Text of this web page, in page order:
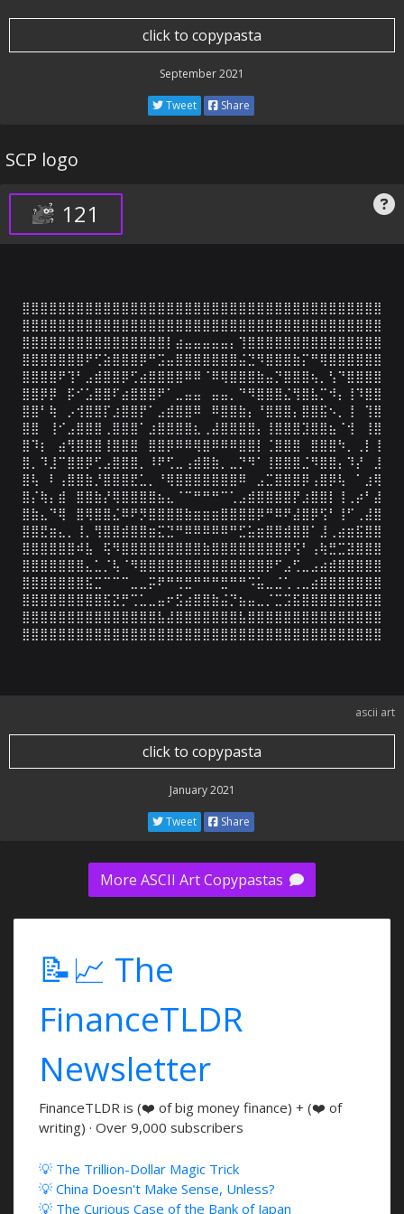
click to copypasta
September 2021
Tweet Share
SCP logo
121
⣿⣿⣿⣿⣿⣿⣿⣿⣿⣿⣿⣿⣿⣿⣿⣿⣿⣿⣿⣿⣿⣿⣿⣿⣿⣿⣿⣿⣿⣿⣿⣿⣿⣿⣿⣿⣿⣿⣿⣿
⣿⣿⣿⣿⣿⣿⣿⣿⣿⣿⣿⣿⣿⣿⣿⣿⣿⣿⣿⣿⣿⣿⣿⣿⣿⣿⣿⣿⣿⣿⣿⣿⣿⣿⣿⣿⣿⣿⣿⣿
⣿⣿⣿⣿⣿⣿⣿⣿⣿⣿⣿⣿⣿⣿⣿⣿⡇⣴⣤⣤⣤⣤⣤⡄⢹⣿⣿⣿⣿⣿⣿⣿⣿⣿⣿⣿⣿⣿⣿⣿
⣿⣿⣿⣿⣿⣿⣿⠟⢋⣵⣿⣿⣿⡿⠛⣩⣤⣿⣿⣿⣿⣿⣿⣿⣬⣙⠻⣿⣿⣿⣷⡍⠛⢿⣿⣿⣿⣿⣿⣿
⣿⣿⣿⣿⠟⢹⠃⣠⣾⣿⣿⡿⢋⣴⣿⣿⣿⣿⠿⠿⠈⠿⢿⣿⣿⣿⣷⣤⡙⣿⣿⣿⢦⡀⢣⠙⣿⣿⣿⣿
⣿⣿⡿⡿⠀⡯⠊⣡⣿⣿⠏⣴⣿⣿⣿⠟⠁⣀⣤⣤⠀⣤⣤⡀⠙⠻⣿⣿⣿⣌⢻⣿⣧⡉⠺⡄⢸⠹⣿⣿
⣿⣿⠃⢷⠀⡠⢺⣿⣿⡏⣰⣿⣿⡟⠁⣠⣾⣿⣿⠿⠀⠿⣿⣿⣷⡄⠘⣿⣿⣿⡄⣿⣿⣯⠢⡀⢸⠀⢹⣿
⣿⣿⠀⢸⠊⣠⣿⣿⣿⢀⣿⣿⣿⠁⣰⣿⣿⣿⣿⣆⢀⣼⣿⣿⣿⣿⡄⢸⣿⣿⣿⣹⣿⣿⣦⠈⢺⠀⢸⣿
⣿⠹⡆⠀⣴⢻⣿⣿⣿⢸⣿⣿⣿⠀⣿⣿⡿⠿⠿⢿⣿⠿⠿⠿⣿⣿⡇⢈⣿⣿⣿⠀⣿⣿⣿⠳⡀⢀⡇⢸
⣿⡀⠹⣸⠉⣿⣿⡿⢋⣠⣿⣿⣿⡀⠸⠟⢋⣀⢠⣾⣿⣷⡀⣀⡙⠻⠁⢸⣿⣿⣿⣈⠻⣿⣿⡄⠹⡜⠀⣸
⣿⢧⠀⠇⢠⣿⣿⣷⡘⣿⣿⣿⣟⣁⡀⠘⢿⣿⣿⣿⣿⣿⣿⣿⠿⠀⣠⣉⣿⣿⣿⡿⢠⣿⡿⢧⠀⠁⣰⢿
⣿⡌⢷⡄⣾⠀⣿⣿⣷⡜⢿⣿⣿⣿⣿⣦⣄⠈⠉⠛⠛⠛⠉⢁⣠⣾⣿⣿⣿⣿⡟⣰⣿⣿⡇⢸⢀⡴⠃⣼
⣿⣷⣄⠙⢿⠀⣿⢿⣿⣿⣌⠿⠟⡻⣿⣿⣿⣿⣷⣶⣶⣶⣿⣿⣿⣿⡿⠛⠿⠟⣼⣿⡿⢫⠃⢸⠋⢀⣼⣿
⣿⣿⣟⣶⣄⡀⢸⡀⢻⣿⣿⣾⣿⣿⣶⣍⣙⠛⠿⠿⠿⠿⠿⠛⣋⣥⣶⣿⣿⣾⣿⣿⠁⣸⢀⣴⣶⣯⣿⣿
⣿⣿⣿⣿⣿⣿⠾⣧⠀⢯⠻⣿⣿⣿⣿⣿⣿⣿⣿⣿⣷⣿⣿⣿⣿⣿⣿⣿⣿⡿⢫⠃⢠⢷⣛⣉⣽⣿⣿⣿
⣿⣿⣿⣿⣿⣿⣿⣄⣁⡈⢧⠈⠻⣿⣿⣿⣿⣿⣿⣿⣿⣿⣿⣿⣿⣿⣿⡿⠋⣠⢋⣀⣠⣴⣾⣿⣿⣿⣿⣿
⣿⣿⣿⣿⣿⣿⣿⣯⣉⠉⠉⠉⣀⣀⡭⠟⠛⢛⣛⠛⠛⠛⣛⠛⠛⠩⣥⣀⣈⢁⢀⣀⣴⣿⣿⣿⣿⣿⣿⣿
⣿⣿⣿⣿⣿⣿⣿⣿⣿⣯⣝⡛⢉⣁⣀⣤⠖⣫⣴⣿⣿⣷⣬⡙⣦⣤⣀⡈⣉⣩⣯⣿⣿⣿⣿⣿⣿⣿⣿⣿
⣿⣿⣿⣿⣿⣿⣿⣿⣿⣿⣿⣿⣿⣿⣿⣧⣼⣿⣿⣿⣿⣿⣿⣿⣧⣿⣿⣿⣿⣿⣿⣿⣿⣿⣿⣿⣿⣿⣿⣿
⣿⣿⣿⣿⣿⣿⣿⣿⣿⣿⣿⣿⣿⣿⣿⣿⣿⣿⣿⣿⣿⣿⣿⣿⣿⣿⣿⣿⣿⣿⣿⣿⣿⣿⣿⣿⣿⣿⣿⣿
ascii art
click to copypasta
January 2021
Tweet Share
More ASCII Art Copypastas
📝📈 The
FinanceTLDR
Newsletter
FinanceTLDR is (❤️ of big money finance) + (❤️ of
writing) · Over 9,000 subscribers
💡 The Trillion-Dollar Magic Trick
💡 China Doesn't Make Sense, Unless?
💡 The Curious Case of the Bank of Japan